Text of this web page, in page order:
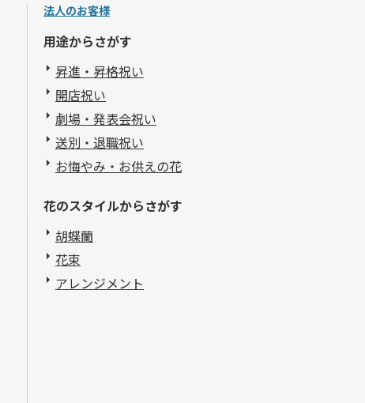
法人のお客様
用途からさがす
昇進・昇格祝い
開店祝い
劇場・発表会祝い
送別・退職祝い
お悔やみ・お供えの花
花のスタイルからさがす
胡蝶蘭
花束
アレンジメント